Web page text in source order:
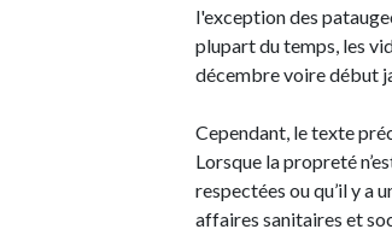
l'exception des
plupart du temps, les
décembre voire début
Cependant, le texte
Lorsque la propreté
respectées ou qu’il y a
affaires sanitaires et